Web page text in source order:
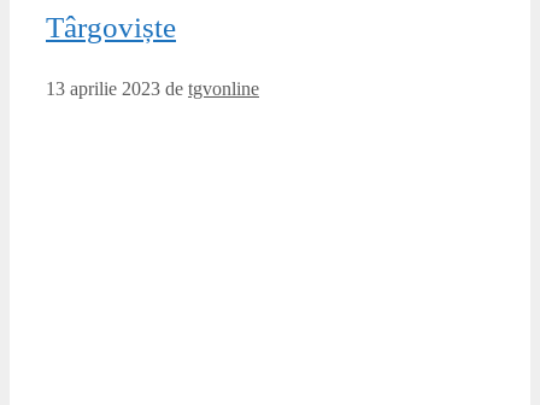
Târgoviște
13 aprilie 2023 de tgvonline